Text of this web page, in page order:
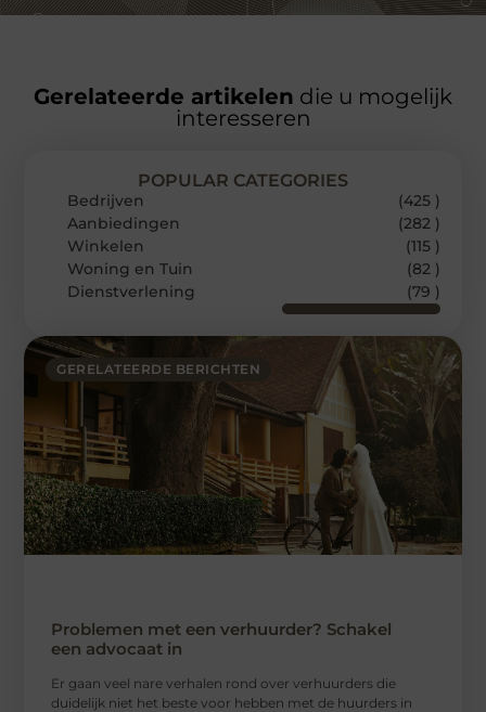
Gerelateerde artikelen die u mogelijk
interesseren
GERELATEERDE BERICHTEN
Problemen met een verhuurder? Schakel
een advocaat in
Er gaan veel nare verhalen rond over verhuurders die
duidelijk niet het beste voor hebben met de huurders in
POPULAR CATEGORIES
Bedrijven
(425 )
Aanbiedingen
(282 )
Winkelen
(115 )
Woning en Tuin
(82 )
Dienstverlening
(79 )